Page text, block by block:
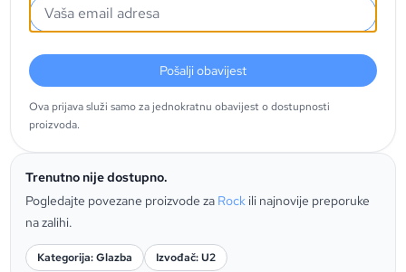
Pošalji obavijest
Ova prijava služi samo za jednokratnu obavijest o dostupnosti
proizvoda.
Trenutno nije dostupno.
Pogledajte povezane proizvode za Rock ili najnovije preporuke
na zalihi.
Kategorija: Glazba Izvođač: U2